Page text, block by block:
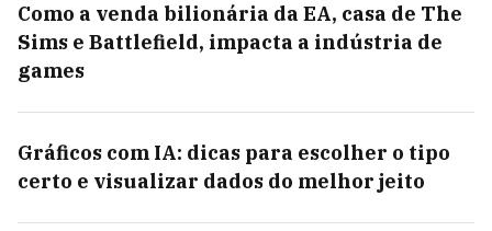
Como a venda bilionária da EA, casa de The
Sims e Battlefield, impacta a indústria de
games
Gráficos com IA: dicas para escolher o tipo
certo e visualizar dados do melhor jeito